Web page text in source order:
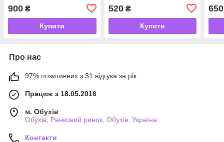
900 ₴
Купити
520₴
Купити
650
Про нас
97% позитивних з 31 відгука за рік
Працює з 18.05.2016
м. Обухів
Обухів, Ранковий ринок, Обухів, Україна
Контакти